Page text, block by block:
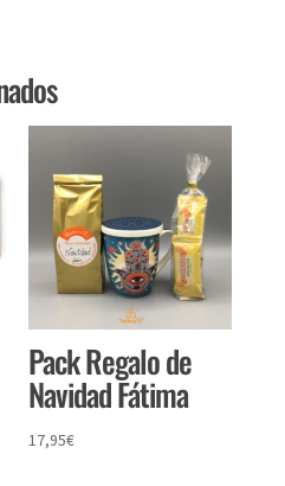
Pack Regalo de
Navidad Fátima
17,95€